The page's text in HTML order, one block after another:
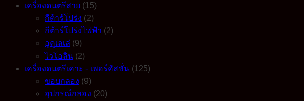
เครื่องดนตรีสาย (15)
กีต้าร์โปร่ง (2)
กีต้าร์โปร่งไฟฟ้า (2)
อูคูเลเล่ (9)
ไวโอลิน (2)
เครื่องดนตรีเคาะ - เพอร์คัสชั่น (125)
ขอบกลอง (9)
อุปกรณ์กลอง (20)